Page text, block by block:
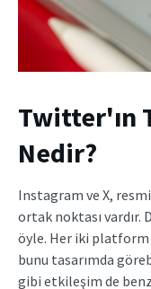
Twitter'ın
Nedir?
Instagram ve X,
ortak noktası vardır.
öyle. Her iki platform
bunu tasarımda
gibi etkileşim de